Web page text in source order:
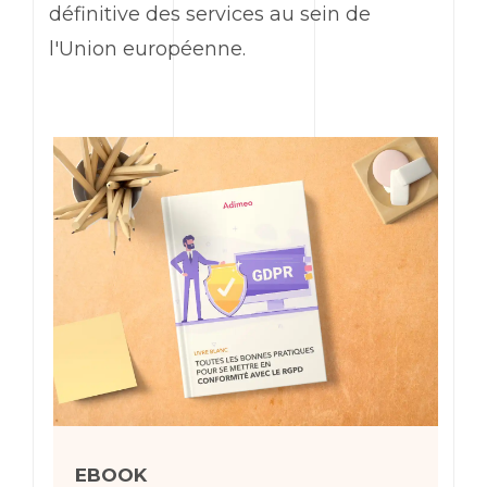
définitive des services au sein de
l'Union européenne.
EBOOK